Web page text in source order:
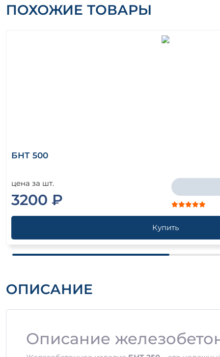
ПОХОЖИЕ ТОВАРЫ
БНТ 500
цена за шт.
3200 ₽
Купить
ОПИСАНИЕ
Описание